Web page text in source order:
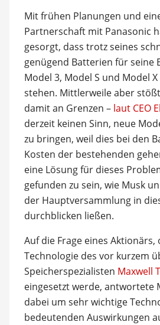
Mit frühen Planungen und
Partnerschaft mit Panasonic
gesorgt, dass trotz seines
genügend Batterien für seine
Model 3, Model S und Model
stehen. Mittlerweile aber
damit an Grenzen – laut CEO
derzeit keinen Sinn, neue
zu bringen, weil dies bei den
Kosten der bestehenden
eine Lösung für dieses
gefunden zu sein, wie Musk
der Hauptversammlung in
durchblicken ließen.
Auf die Frage eines Aktionärs,
Technologie des vor kurzem
Speicherspezialisten Maxwell
eingesetzt werde, antwortete
dabei um sehr wichtige
bedeutenden Auswirkungen